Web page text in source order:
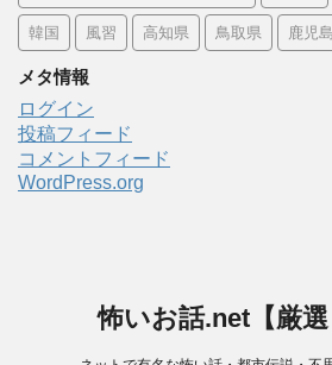
韓国 風習 高知県 鳥取県 鹿児
メタ情報
ログイン
投稿フィード
コメントフィード
WordPress.org
怖いお話.net【厳選